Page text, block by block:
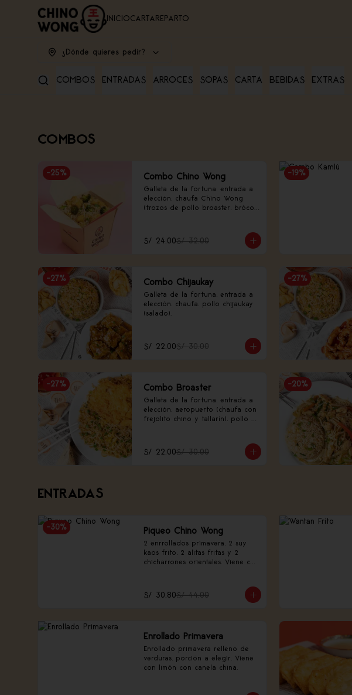
INICIOCARTAREPARTO
¿Dónde quieres pedir?
COMBOS ENTRADAS ARROCES SOPAS CARTA BEBIDAS EXTRAS
COMBOS
-25% Combo Chino Wong
Galleta de la fortuna, entrada a
elección, chaufa Chino Wong
(trozos de pollo broaster, brócoli
S/ 24.00S/ 32.00
-19%
-27% Combo Chijaukay
Galleta de la fortuna, entrada a
elección, chaufa, pollo chijaukay
(salado).
S/ 22.00S/ 30.00
-27%
-27% Combo Broaster
Galleta de la fortuna, entrada a
elección, aeropuerto (chaufa con
frejolito chino y tallarín), pollo
S/ 22.00S/ 30.00
-20%
ENTRADAS
-30% Piqueo Chino Wong
2 enrrollados primavera, 2 suy
kaos frito, 2 alitas fritas y 2
chicharrones orientales. Viene con
S/ 30.80S/ 44.00
Enrollado Primavera
Enrollado primavera relleno de
verduras, porción a elegir. Viene
con limón con canela china.